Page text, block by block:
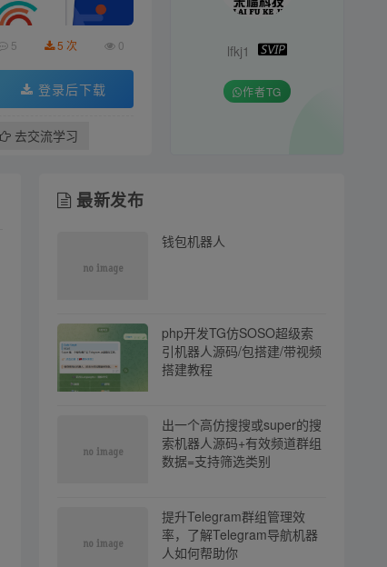
0
5 次
5
登录后下载
去交流学习
lfkj1
作者TG
最新发布
钱包机器人
php开发TG仿SOSO超级索
引机器人源码/包搭建/带视频
搭建教程
出一个高仿搜搜或super的搜
索机器人源码+有效频道群组
数据=支持筛选类别
提升Telegram群组管理效
率，了解Telegram导航机器
人如何帮助你